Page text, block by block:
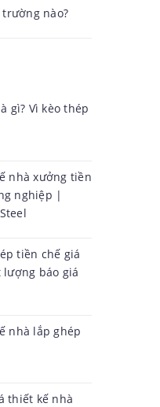
nào?
gì? Vì kèo thép
nhà xưởng tiền
nghiệp |
tiền chế giá
lượng báo giá
nhà lắp ghép
thiết kế nhà